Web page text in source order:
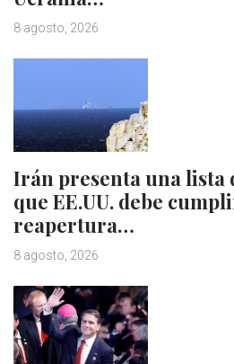
8 agosto, 2026
Irán presenta una lista
que EE.UU. debe
reapertura…
8 agosto, 2026